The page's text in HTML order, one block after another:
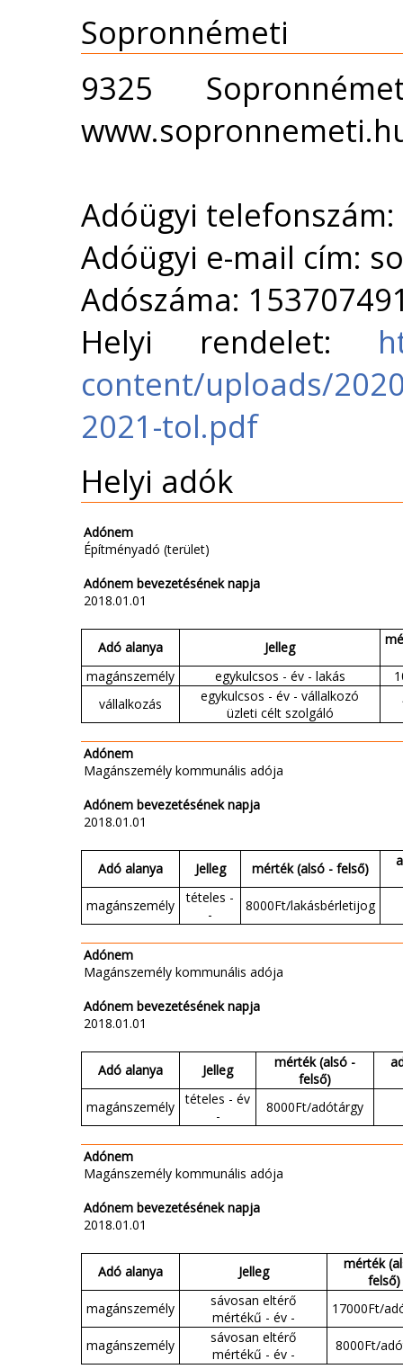
Sopronnémeti
9325
Adóügyi
Adóügyi e-mail cím:
Adószáma:
Helyi rendelet:
content/uploads/
2021-tol.pdf
Helyi adók
Adónem
Építményadó (terület)
Adónem bevezetésének napja
2018.01.01
Adó alanya Jelleg
magánszemély egykulcsos - év - lakás
vállalkozás
egykulcsos - év - vállalkozó
üzleti célt szolgáló
Adónem
Magánszemély kommunális adója
Adónem bevezetésének napja
2018.01.01
Adó alanya Jelleg mérték (alsó - felső)
magánszemély
tételes -
-
8000Ft/lakásbérletijog
Adónem
Magánszemély kommunális adója
Adónem bevezetésének napja
2018.01.01
Adó alanya Jelleg
mérték (alsó -
felső)
magánszemély
tételes - év
-
8000Ft/adótárgy
Adónem
Magánszemély kommunális adója
Adónem bevezetésének napja
2018.01.01
Adó alanya Jelleg
mérték
felső)
magánszemély
sávosan eltérő
mértékű - év -
17000Ft/
magánszemély
sávosan eltérő
mértékű - év -
8000Ft/